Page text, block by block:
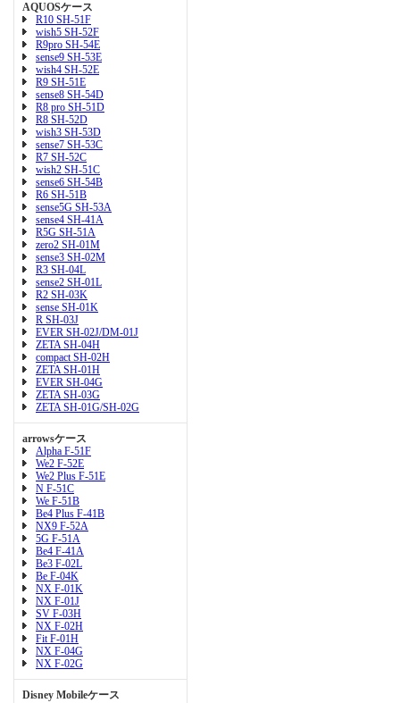
AQUOSケース
R10 SH-51F
wish5 SH-52F
R9pro SH-54E
sense9 SH-53E
wish4 SH-52E
R9 SH-51E
sense8 SH-54D
R8 pro SH-51D
R8 SH-52D
wish3 SH-53D
sense7 SH-53C
R7 SH-52C
wish2 SH-51C
sense6 SH-54B
R6 SH-51B
sense5G SH-53A
sense4 SH-41A
R5G SH-51A
zero2 SH-01M
sense3 SH-02M
R3 SH-04L
sense2 SH-01L
R2 SH-03K
sense SH-01K
R SH-03J
EVER SH-02J/DM-01J
ZETA SH-04H
compact SH-02H
ZETA SH-01H
EVER SH-04G
ZETA SH-03G
ZETA SH-01G/SH-02G
arrowsケース
Alpha F-51F
We2 F-52E
We2 Plus F-51E
N F-51C
We F-51B
Be4 Plus F-41B
NX9 F-52A
5G F-51A
Be4 F-41A
Be3 F-02L
Be F-04K
NX F-01K
NX F-01J
SV F-03H
NX F-02H
Fit F-01H
NX F-04G
NX F-02G
Disney Mobileケース